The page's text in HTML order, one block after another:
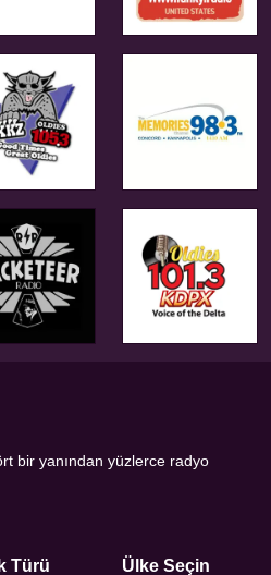
bir yanından yüzlerce radyo
Türü Ülke Seçin